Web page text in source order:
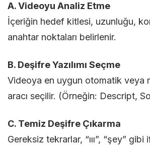
A. Videoyu Analiz Etme
İçeriğin hedef kitlesi, uzunluğu,
anahtar noktaları belirlenir.
B. Deşifre Yazılımı Seçme
Videoya en uygun otomatik veya
aracı seçilir. (Örneğin: Descript,
C. Temiz Deşifre Çıkarma
Gereksiz tekrarlar, “ııı”, “şey” gibi